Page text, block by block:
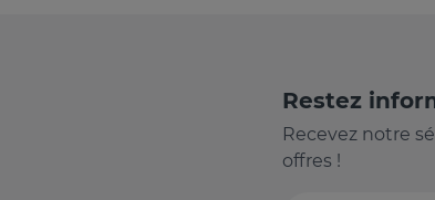
Restez
Recevez notre
offres !